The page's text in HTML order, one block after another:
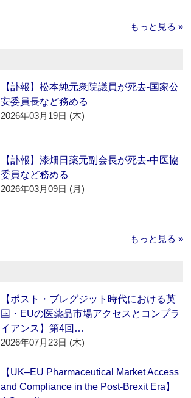
もっと見る »
【訃報】松本純元衆院議員が死去‐国家公
安委員長など務める
2026年03月19日 (木)
【訃報】漆畑日薬元副会長が死去‐中医協
委員など務める
2026年03月09日 (月)
もっと見る »
【ポスト・ブレグジット時代における英
国・EUの医薬品市場アクセスとコンプラ
イアンス】第4回…
2026年07月23日 (木)
【UK–EU Pharmaceutical Market Access
and Compliance in the Post-Brexit Era】